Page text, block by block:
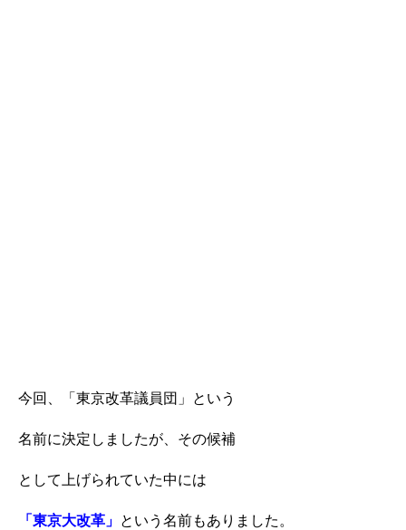
今回、「東京改革議員団」という
名前に決定しましたが、その候補
として上げられていた中には
「東京大改革」 という名前もありました。